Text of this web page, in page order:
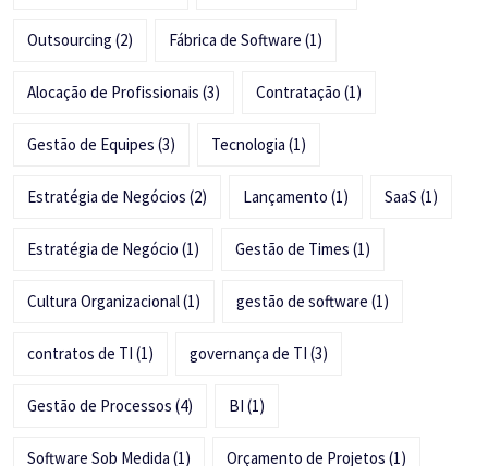
Outsourcing (2) Fábrica de Software (1)
Alocação de Profissionais (3) Contratação (1)
Gestão de Equipes (3) Tecnologia (1)
Estratégia de Negócios (2) Lançamento (1) SaaS (1)
Estratégia de Negócio (1) Gestão de Times (1)
Cultura Organizacional(1) gestão de software (1)
contratos de TI (1) governança de TI (3)
Gestão de Processos (4) BI (1)
Software Sob Medida (1) Orçamento de Projetos (1)